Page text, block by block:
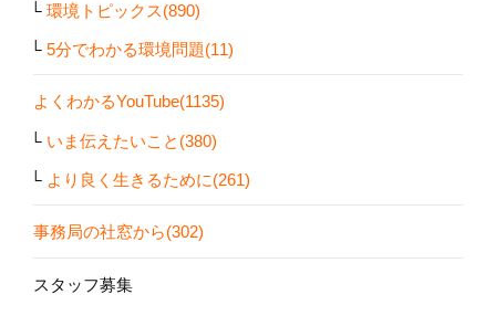
環境トピックス(890)
5分でわかる環境問題(11)
よくわかるYouTube(1135)
いま伝えたいこと(380)
より良く生きるために(261)
事務局の社窓から(302)
スタッフ募集